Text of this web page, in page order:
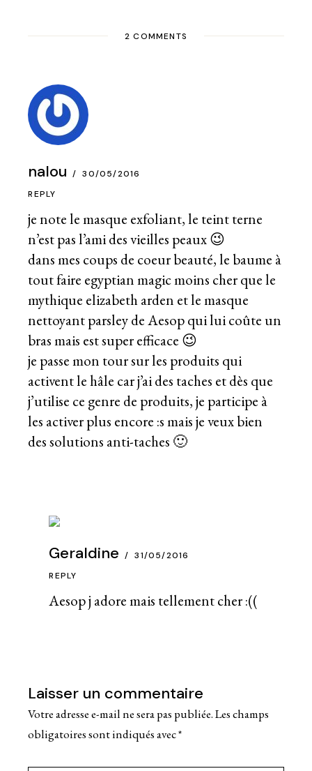
2 COMMENTS
nalou 30/05/2016
je note le masque exfoliant, le teint terne
n’est pas l’ami des vieilles peaux 😉
dans mes coups de coeur beauté, le baume à
tout faire egyptian magic moins cher que le
mythique elizabeth arden et le masque
nettoyant parsley de Aesop qui lui coûte un
bras mais est super efficace 😉
je passe mon tour sur les produits qui
activent le hâle car j’ai des taches et dès que
j’utilise ce genre de produits, je participe à
les activer plus encore :s mais je veux bien
des solutions anti-taches 🙂
REPLY
Geraldine 31/05/2016
Aesop j adore mais tellement cher :((
REPLY
Laisser un commentaire
Votre adresse e-mail ne sera pas publiée.Les champs
obligatoires sont indiqués avec*